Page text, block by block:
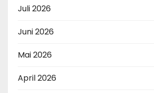
Juli 2026
Juni 2026
Mai 2026
April 2026